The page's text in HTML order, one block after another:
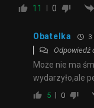
11 0
Obatelka 3
Odpowiedź
Może nie ma
wydarzyło,ale
5 0